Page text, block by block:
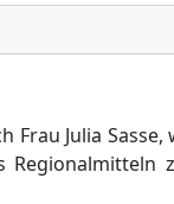
Frau Julia Sasse,
Regionalmitteln